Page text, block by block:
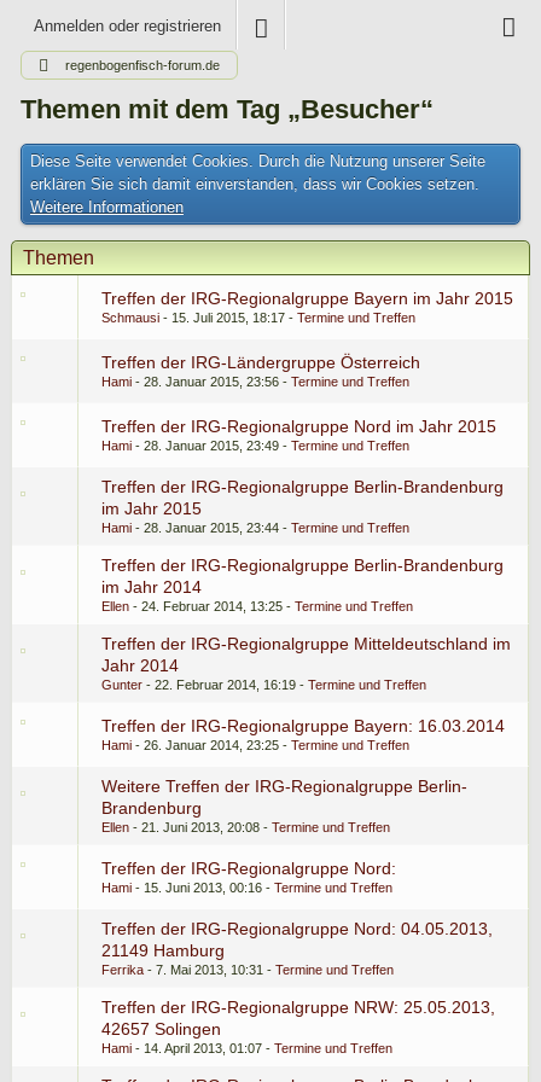
Anmelden oder registrieren
regenbogenfisch-forum.de
Themen mit dem Tag „Besucher“
Diese Seite verwendet Cookies. Durch die Nutzung unserer Seite
erklären Sie sich damit einverstanden, dass wir Cookies setzen.
Weitere Informationen
Themen
Treffen der IRG-Regionalgruppe Bayern im Jahr 2015
Schmausi 15. Juli 2015, 18:17 Termine und Treffen
Treffen der IRG-Ländergruppe Österreich
Hami 28. Januar 2015, 23:56 Termine und Treffen
Treffen der IRG-Regionalgruppe Nord im Jahr 2015
Hami 28. Januar 2015, 23:49 Termine und Treffen
Treffen der IRG-Regionalgruppe Berlin-Brandenburg
im Jahr 2015
Hami 28. Januar 2015, 23:44 Termine und Treffen
Treffen der IRG-Regionalgruppe Berlin-Brandenburg
im Jahr 2014
Ellen 24. Februar 2014, 13:25 Termine und Treffen
Treffen der IRG-Regionalgruppe Mitteldeutschland im
Jahr 2014
Gunter 22. Februar 2014, 16:19 Termine und Treffen
Treffen der IRG-Regionalgruppe Bayern: 16.03.2014
Hami 26. Januar 2014, 23:25 Termine und Treffen
Weitere Treffen der IRG-Regionalgruppe Berlin-
Brandenburg
Ellen 21. Juni 2013, 20:08 Termine und Treffen
Treffen der IRG-Regionalgruppe Nord:
Hami 15. Juni 2013, 00:16 Termine und Treffen
Treffen der IRG-Regionalgruppe Nord: 04.05.2013,
21149 Hamburg
Ferrika 7. Mai 2013, 10:31 Termine und Treffen
Treffen der IRG-Regionalgruppe NRW: 25.05.2013,
42657 Solingen
Hami 14. April 2013, 01:07 Termine und Treffen